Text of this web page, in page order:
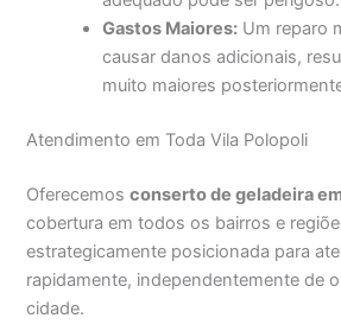
Gastos Maiores: Um reparo
causar danos adicionais,
muito maiores
Atendimento em Toda Vila Polopoli
Oferecemosconserto de geladeira
cobertura em todos os bairros e
estrategicamente posicionada para
rapidamente, independentemente de
cidade.